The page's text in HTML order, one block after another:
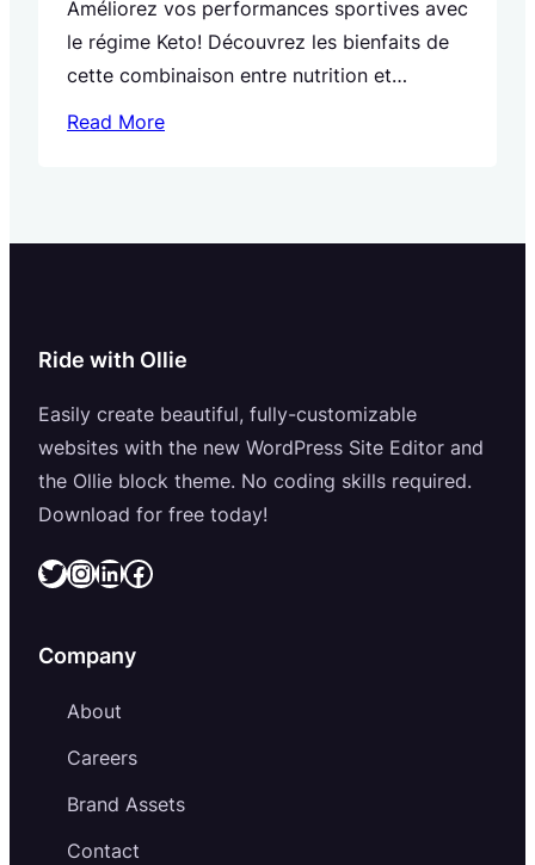
Améliorez vos performances sportives avec
le régime Keto! Découvrez les bienfaits de
cette combinaison entre nutrition et
Read More
Ride with Ollie
Easily create beautiful, fully-customizable
websites with the new WordPress Site Editor and
the Ollie block theme. No coding skills required.
Download for free today!
Twitter InstagramLinkedIn Facebook
Company
About
Careers
Brand Assets
Contact